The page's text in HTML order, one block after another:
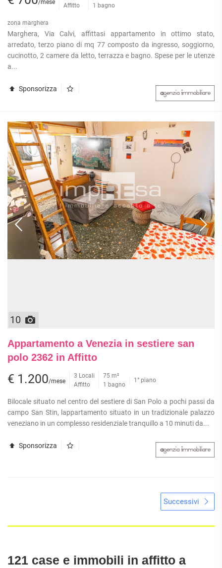
/mese Affitto 1 bagno
zona marghera
Marghera, Via Calvi, affittasi appartamento in ottimo stato,
arredato, terzo piano di mq 77 composto da ingresso, soggiorno,
cucinotto, 2 camere da letto, terrazza e bagno. Spese per le utenze
a...
Sponsorizza
10
Appartamento a Venezia in sestiere san
polo 2362 in Affitto
€ 1.200/mese
3 Locali
Affitto
75 m²
1 bagno
1° piano
Bilocale situato nel centro del sestiere di San Polo a pochi passi da
campo San Stin, lappartamento situato in un tradizionale palazzo
veneziano in un complesso residenziale tranquillo a 10 minuti da...
Sponsorizza
Successivi
121 case e immobili in affitto a